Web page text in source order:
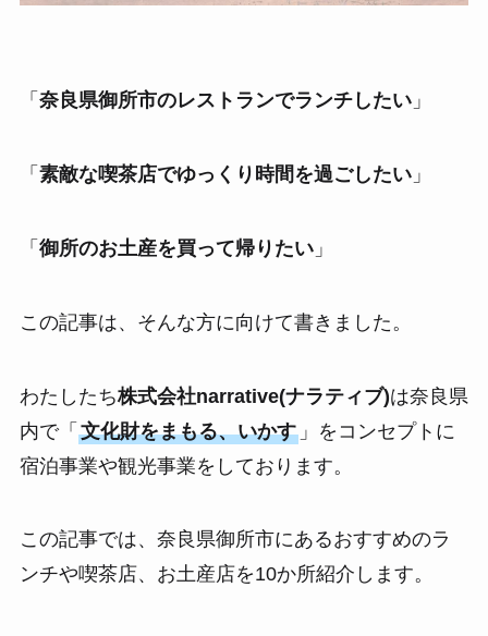
「 奈良県御所市のレストランでランチしたい」
「 素敵な喫茶店でゆっくり時間を過ごしたい」
「 御所のお土産を買って帰りたい」
この記事は、そんな方に向けて書きました。
わたしたち株式会社narrative(ナラティブ)は奈良県
内で「 文化財をまもる、いかす」をコンセプトに
宿泊事業や観光事業をしております。
この記事では、奈良県御所市にあるおすすめのラ
ンチや喫茶店、お土産店を10か所紹介します。